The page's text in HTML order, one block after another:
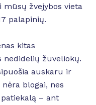
žvejybos vieta
palapinių.
kitas
nedidelių žuveliokų.
auskaru ir
blogai, nes
– ant